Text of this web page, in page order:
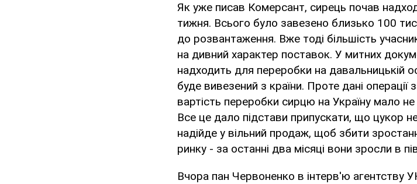
Як уже писав Комерсант, сирець почав
тижня. Всього було завезено близько 100
до розвантаження. Вже тоді більшість
на дивний характер поставок. У митних
надходить для переробки на давальницькій
буде вивезений з країни. Проте дані
вартість переробки сирцю на Україну мало не
Все це дало підстави припускати, що цукор
надійде у вільний продаж, щоб збити
ринку - за останні два місяці вони зросли в
Вчора пан Червоненко в інтерв'ю агентству